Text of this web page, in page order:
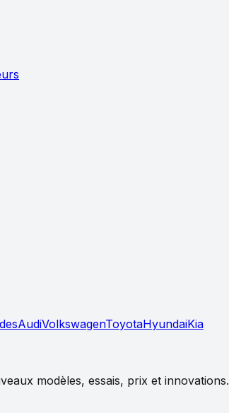
AudiVolkswagenToyotaHyundaiKia
modèles, essais, prix et innovations.